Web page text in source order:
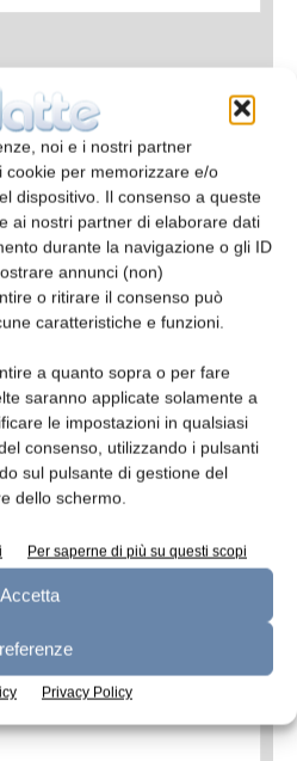
noi e i nostri partner
cookie per memorizzare e/o
dispositivo. Il consenso a queste
ai nostri partner di elaborare dati
durante la navigazione o gli ID
annunci (non)
o ritirare il consenso può
caratteristiche e funzioni.
a quanto sopra o per fare
saranno applicate solamente a
le impostazioni in qualsiasi
consenso, utilizzando i pulsanti
sul pulsante di gestione del
dello schermo.
Per saperne di più su questi scopi
Accetta
Privacy Policy